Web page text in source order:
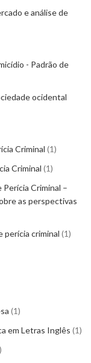
e análise de
- Padrão de
ocidental
Criminal 1
Criminal 1
Criminal –
as perspectivas
criminal 1
1
em Letras Inglês 1